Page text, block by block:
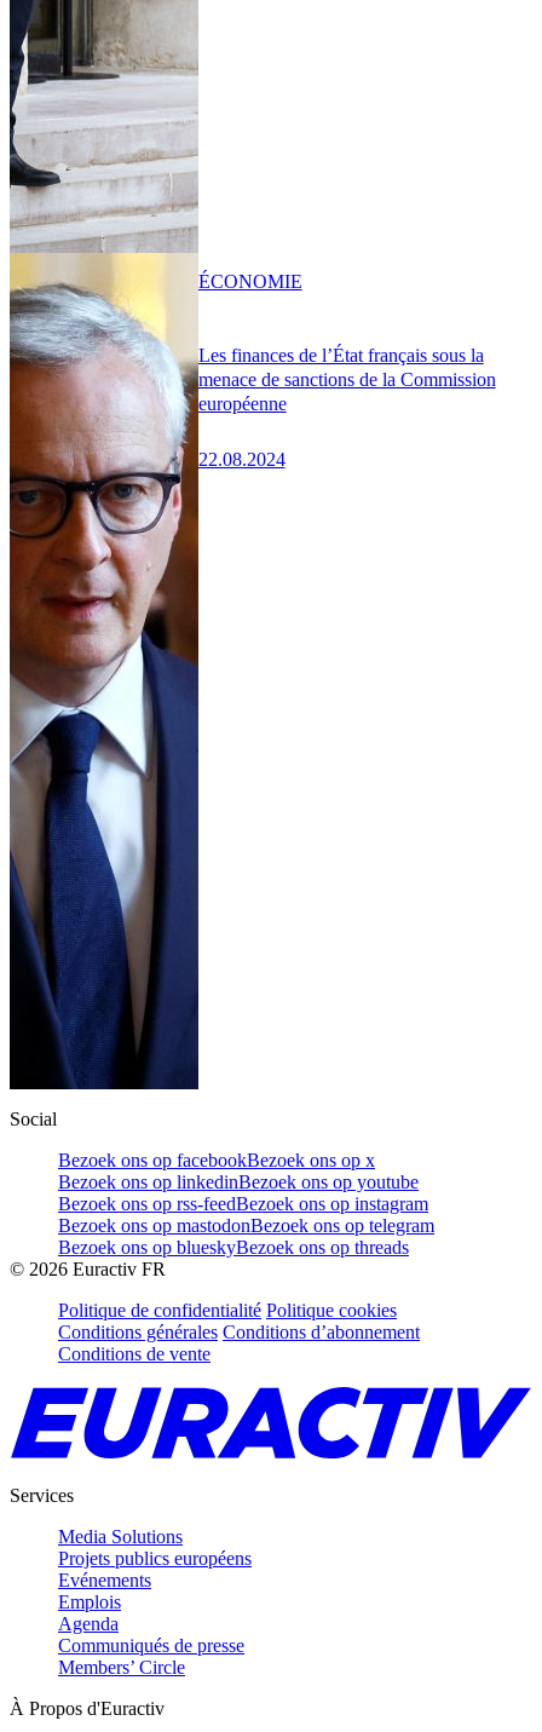
Les finances de l’État français sous la
menace de sanctions de la Commission
européenne
22.08.2024
ÉCONOMIE
Social
Bezoek ons op facebookBezoek ons op x
Bezoek ons op linkedinBezoek ons op youtube
Bezoek ons op rss-feedBezoek ons op instagram
Bezoek ons op mastodonBezoek ons op telegram
Bezoek ons op blueskyBezoek ons op threads
© 2026 Euractiv FR
Politique de confidentialité Politique cookies
Conditions générales Conditions d’abonnement
Conditions de vente
Services
Media Solutions
Projets publics européens
Evénements
Emplois
Agenda
Communiqués de presse
Members’ Circle
À Propos d'Euractiv